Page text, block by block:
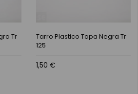
Tr
Tarro Plastico Tapa Negra Tr
125
1,50 €